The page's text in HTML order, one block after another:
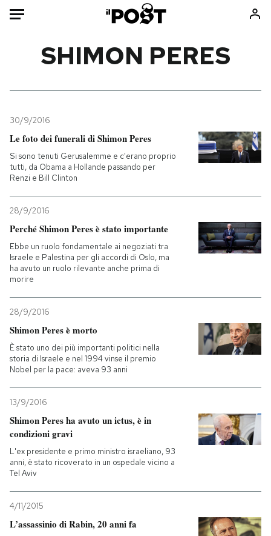
Mondo
Politica
Tecnologia
Internet
Cultura
Economia
Sport
Consumismi
Storie/Idee
Ok Boomer!
Altrecose
Mondiali calcio 2026
PODCAST
NEWSLETTER
I MIEI PREFERITI
SHOP
CALENDARIO
AREA PERSONALE
Entra
SHIMON PERES
30/9/2016
Le foto dei funerali di Shimon Peres
Si sono tenuti Gerusalemme e c'erano proprio
tutti, da Obama a Hollande passando per
Renzi e Bill Clinton
28/9/2016
Perché Shimon Peres è stato importante
Ebbe un ruolo fondamentale ai negoziati tra
Israele e Palestina per gli accordi di Oslo, ma
ha avuto un ruolo rilevante anche prima di
morire
28/9/2016
Shimon Peres è morto
È stato uno dei più importanti politici nella
storia di Israele e nel 1994 vinse il premio
Nobel per la pace: aveva 93 anni
13/9/2016
Shimon Peres ha avuto un ictus, è in
condizioni gravi
L'ex presidente e primo ministro israeliano, 93
anni, è stato ricoverato in un ospedale vicino a
Tel Aviv
4/11/2015
L’assassinio di Rabin, 20 anni fa